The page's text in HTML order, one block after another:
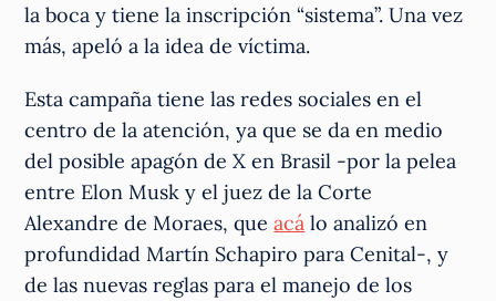
la boca y tiene la inscripción “sistema”. Una vez
más, apeló a la idea de víctima.
Esta campaña tiene las redes sociales en el
centro de la atención, ya que se da en medio
del posible apagón de X en Brasil -por la pelea
entre Elon Musk y el juez de la Corte
Alexandre de Moraes, queacá lo analizó en
profundidad Martín Schapiro para Cenital-, y
de las nuevas reglas para el manejo de los